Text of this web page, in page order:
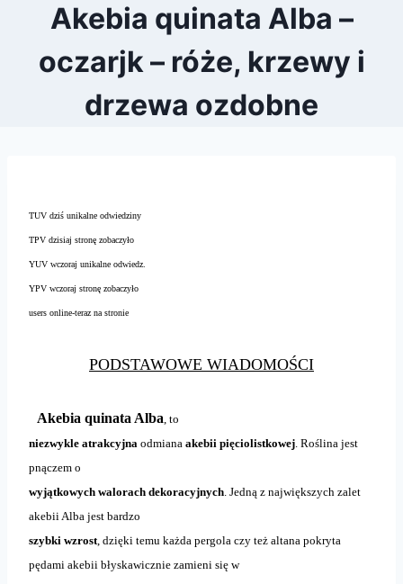
Akebia quinata Alba –
oczarjk – róże, krzewy i
drzewa ozdobne
TUV dziś unikalne odwiedziny
TPV dzisiaj stronę zobaczyło
YUV wczoraj unikalne odwiedz.
YPV wczoraj stronę zobaczyło
users online-teraz na stronie
PODSTAWOWE WIADOMOŚCI
Akebia quinata Alba, to
niezwykle atrakcyjna odmiana akebii pięciolistkowej. Roślina jest
pnączem o
wyjątkowych walorach dekoracyjnych. Jedną z największych zalet
akebii Alba jest bardzo
szybki wzrost, dzięki temu każda pergola czy też altana pokryta
pędami akebii błyskawicznie zamieni się w